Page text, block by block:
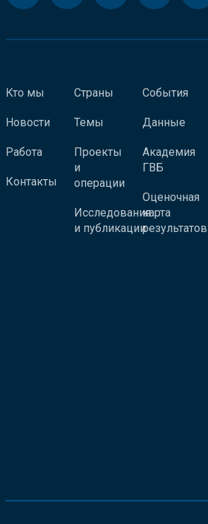
Кто мы
Новости
Работа
Контакты
Страны
Темы
Проекты
и
операции
Исследования
и публикации
События
Данные
Академия
ГВБ
Оценочная
карта
результатов